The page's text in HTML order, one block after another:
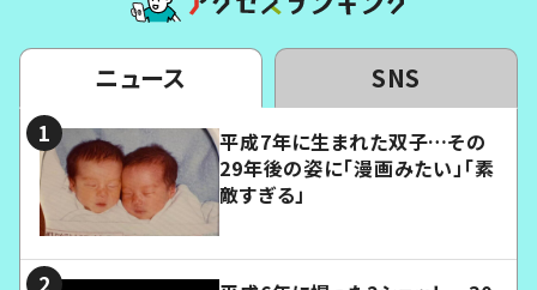
ニュース SNS
平成7年に生まれた双子…その
29年後の姿に「漫画みたい」「素
敵すぎる」